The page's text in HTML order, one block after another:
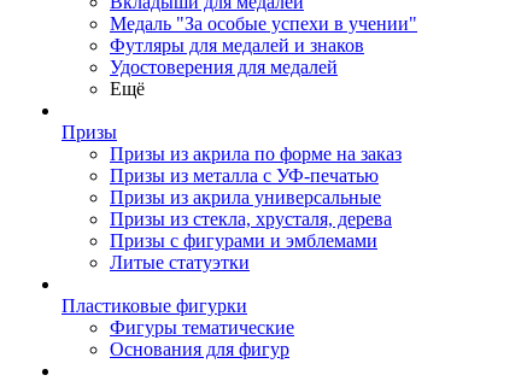
Медаль "За особые успехи в учении"
Футляры для медалей и знаков
Удостоверения для медалей
Ещё
Призы
Призы из акрила по форме на заказ
Призы из металла с УФ-печатью
Призы из акрила универсальные
Призы из стекла, хрусталя, дерева
Призы с фигурами и эмблемами
Литые статуэтки
Пластиковые фигурки
Фигуры тематические
Основания для фигур